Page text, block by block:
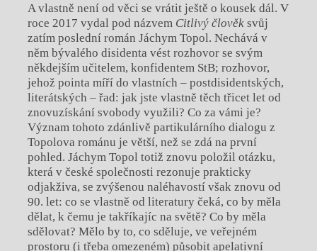
A vlastně není od věci se vrátit ještě o kousek dál. V
roce 2017 vydal pod názvem Citlivý člověksvůj
zatím poslední román Jáchym Topol. Nechává v
něm bývalého disidenta vést rozhovor se svým
někdejším učitelem, konfidentem StB; rozhovor,
jehož pointa míří do vlastních – postdisidentských,
literátských – řad: jak jste vlastně těch třicet let od
znovuzískání svobody využili? Co za vámi je?
Význam tohoto zdánlivě partikulárního dialogu z
Topolova románu je větší, než se zdá na první
pohled. Jáchym Topol totiž znovu položil otázku,
která v české společnosti rezonuje prakticky
odjakživa, se zvýšenou naléhavostí však znovu od
90. let: co se vlastně od literatury čeká, co by měla
dělat, k čemu je takříkajíc na světě? Co by měla
sdělovat? Mělo by to, co sděluje, ve veřejném
prostoru (i třeba omezeném) působit apelativní